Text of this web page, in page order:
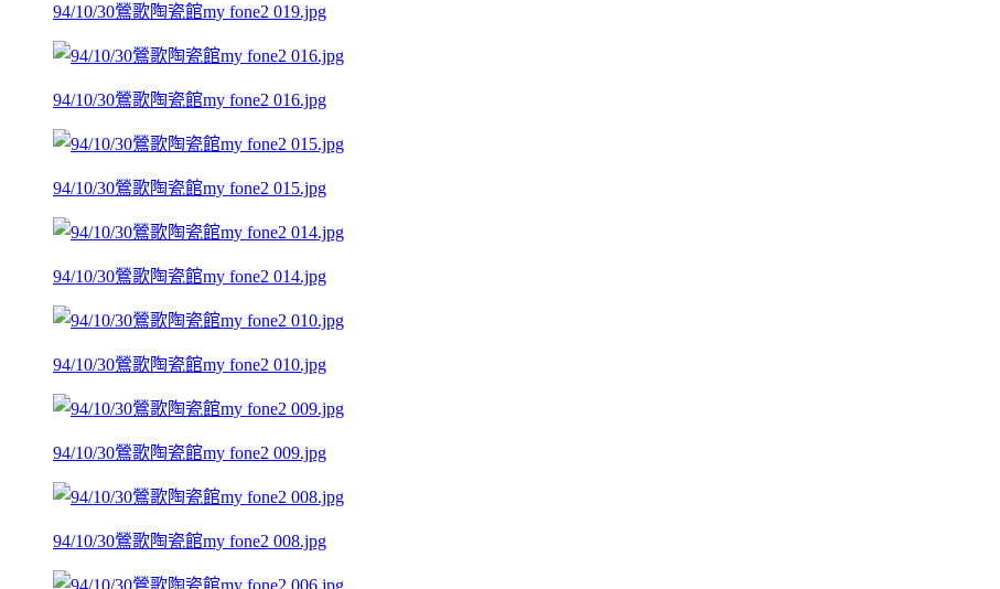
94/10/30鶯歌陶瓷館my fone2 019.jpg
94/10/30鶯歌陶瓷館my fone2 016.jpg
94/10/30鶯歌陶瓷館my fone2 015.jpg
94/10/30鶯歌陶瓷館my fone2 014.jpg
94/10/30鶯歌陶瓷館my fone2 010.jpg
94/10/30鶯歌陶瓷館my fone2 009.jpg
94/10/30鶯歌陶瓷館my fone2 008.jpg